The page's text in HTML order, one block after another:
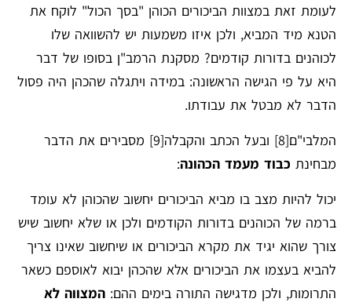
לעומת זאת במצוות הביכורים הכוהן "בסך הכול" לוקח את
הטנא מיד המביא, ולכן איזו משמעות יש להשוואה שלו
לכוהנים בדורות קודמים? מסקנת הרמב"ן בסופו של דבר
היא על פי הגישה הראשונה: במידה ויתגלה שהכהן היה פסול
הדבר לא מבטל את עבודתו.
המלבי"ם[8] ובעל הכתב והקבלה[9]
מסבירים את הדבר
מבחינת כבוד מעמד הכהונה:
יכול להיות מצב בו מביא הביכורים יחשוב שהכוהן לא עומד
ברמה של הכוהנים בדורות הקודמים ולכן או שלא יחשוב שיש
צורך שהוא יגיד את מקרא הביכורים או שיחשוב שאינו צריך
להביא בעצמו את הביכורים אלא שהכהן יבוא לאוספם כשאר
התרומות, ולכן מדגישה התורה בימים ההם: המצווה לא